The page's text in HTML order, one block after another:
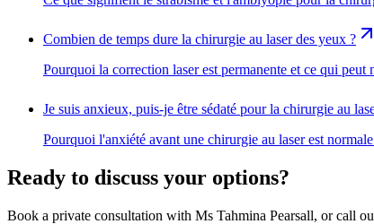
Combien de temps dure la chirurgie au laser des yeux ?
Pourquoi la correction laser est permanente et ce qui
Je suis anxieux, puis-je être sédaté pour la chirurgie au
Pourquoi l'anxiété avant une chirurgie au laser est
Ready to discuss your options?
Book a private consultation with Ms Tahmina Pearsall, or call